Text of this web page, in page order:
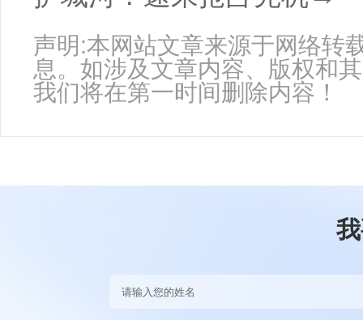
声明:本网站文章来源于网络转
息。如涉及文章内容、版权和
我们将在第一时间删除内容！